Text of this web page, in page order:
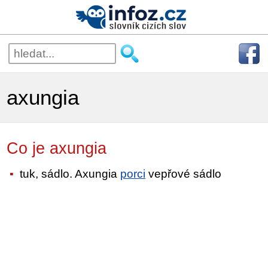
axungia
Co je axungia
tuk, sádlo. Axungia porci vepřové sádlo